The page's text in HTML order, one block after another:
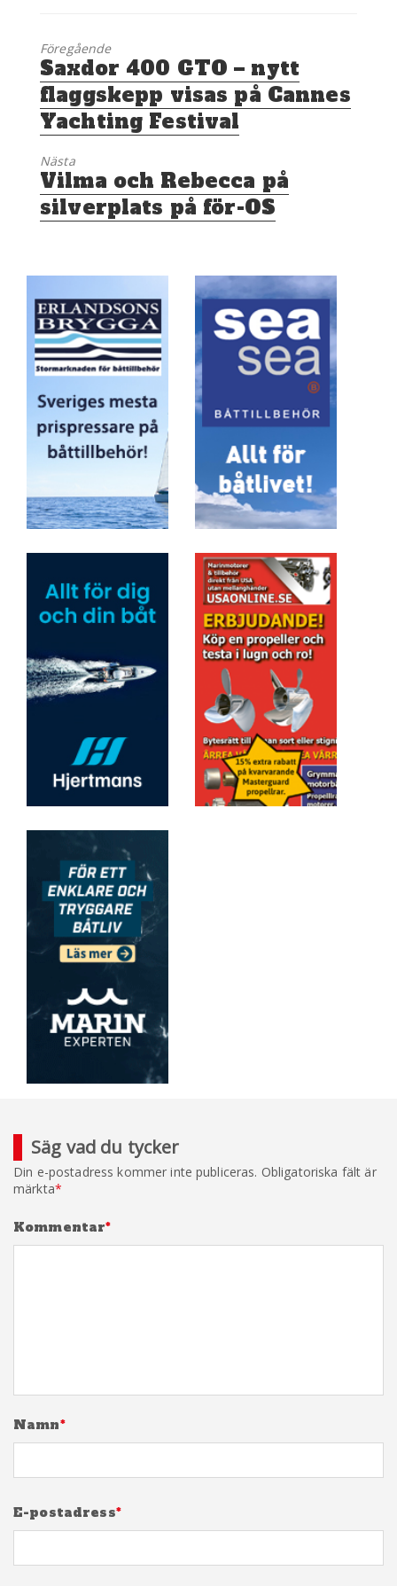
Föregående
Föregående
inlägg:
Saxdor 400 GTO – nytt
flaggskepp visas på Cannes
Yachting Festival
Nästa
Nästa
inlägg:
Vilma och Rebecca på
silverplats på för-OS
Säg vad du tycker
Din e-postadress kommer inte publiceras. Obligatoriska fält är
märkta*
Kommentar*
Namn*
E-postadress*